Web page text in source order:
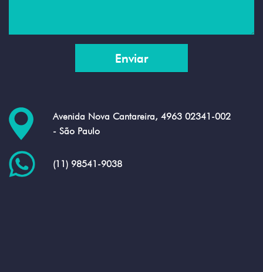
Avenida Nova Cantareira, 4963 02341-002
- São Paulo
(11) 98541-9038